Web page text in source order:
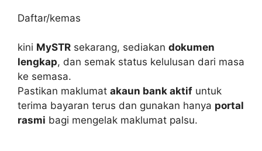
Daftar/kemas
kini MySTR sekarang, sediakan dokumen
lengkap, dan semak status kelulusan dari masa
ke semasa.
Pastikan maklumat akaun bank aktif untuk
terima bayaran terus dan gunakan hanya portal
rasmi bagi mengelak maklumat palsu.